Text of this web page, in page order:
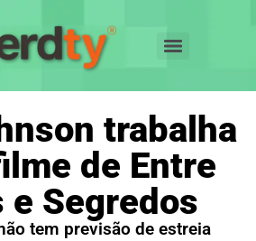
trabalha
de Entre
e Segredos
tem previsão de estreia